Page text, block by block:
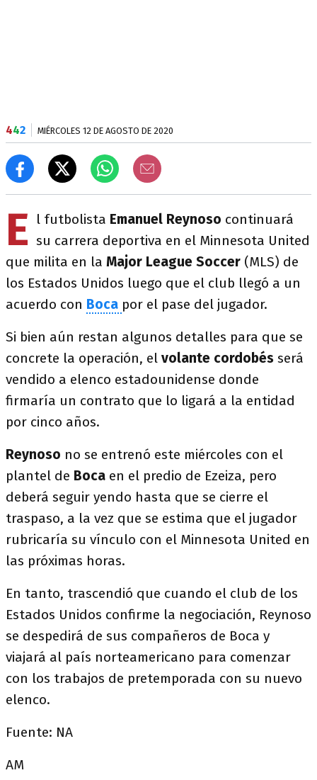
442 MIÉRCOLES 12 DE AGOSTO DE 2020
E l futbolista Emanuel Reynoso continuará
su carrera deportiva en el Minnesota United
que milita en la Major League Soccer (MLS) de
los Estados Unidos luego que el club llegó a un
acuerdo con Boca por el pase del jugador.
Si bien aún restan algunos detalles para que se
concrete la operación, el volante cordobés será
vendido a elenco estadounidense donde
firmaría un contrato que lo ligará a la entidad
por cinco años.
Reynoso no se entrenó este miércoles con el
plantel de Boca en el predio de Ezeiza, pero
deberá seguir yendo hasta que se cierre el
traspaso, a la vez que se estima que el jugador
rubricaría su vínculo con el Minnesota United en
las próximas horas.
En tanto, trascendió que cuando el club de los
Estados Unidos confirme la negociación, Reynoso
se despedirá de sus compañeros de Boca y
viajará al país norteamericano para comenzar
con los trabajos de pretemporada con su nuevo
elenco.
Fuente: NA
AM